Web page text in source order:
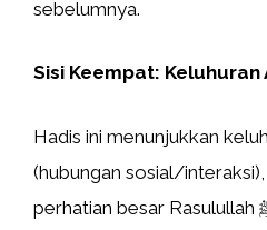
sebelumnya.
Hadis ini menunjukkan
(hubungan sosial/
perhatian besar Rasulullah ﷺ terhadap istri-istrinya.